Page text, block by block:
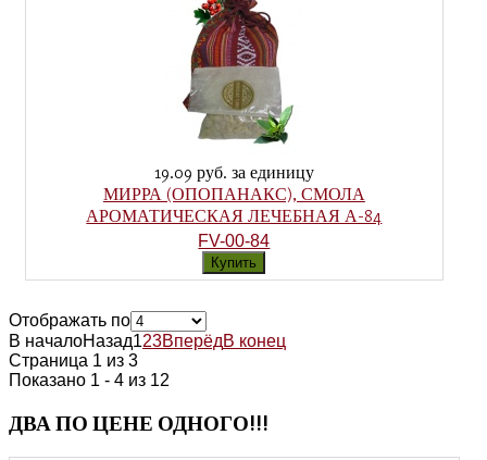
19.09 руб. за единицу
МИРРА (ОПОПАНАКС), СМОЛА
АРОМАТИЧЕСКАЯ ЛЕЧЕБНАЯ А-84
FV-00-84
Отображать по
В началоНазад123ВперёдВ конец
Страница 1 из 3
Показано 1 - 4 из 12
ДВА ПО ЦЕНЕ ОДНОГО!!!